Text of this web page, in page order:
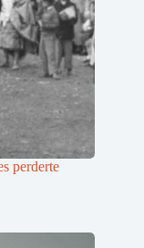
perderte